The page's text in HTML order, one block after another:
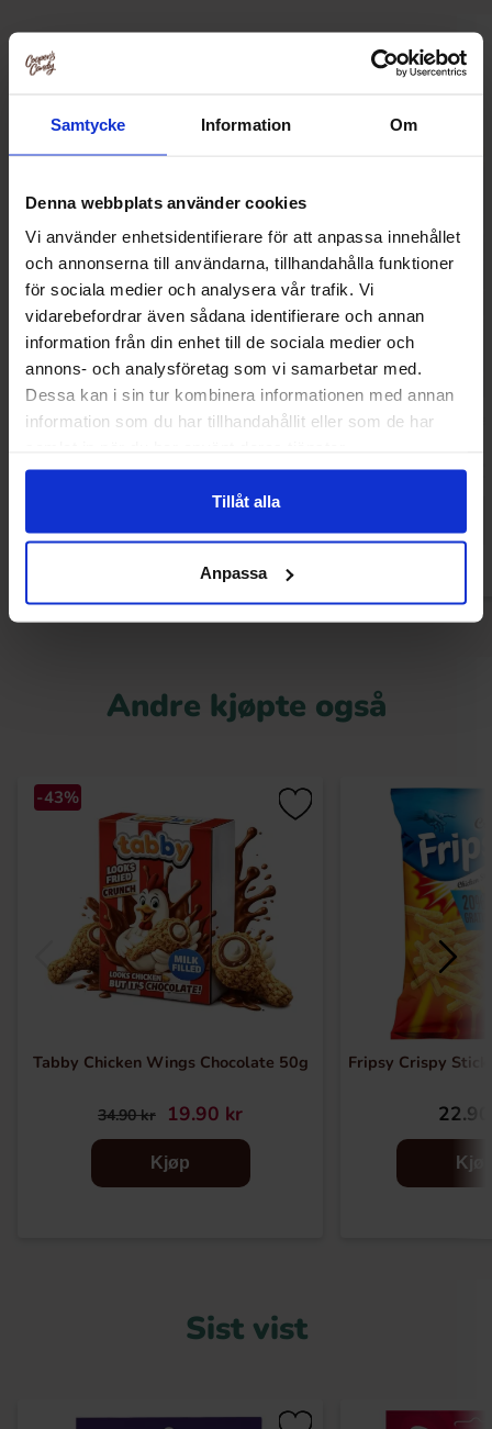
Samtycke Information Om
Denna webbplats använder cookies
Vi använder enhetsidentifierare för att anpassa innehållet
och annonserna till användarna, tillhandahålla funktioner
för sociala medier och analysera vår trafik. Vi
vidarebefordrar även sådana identifierare och annan
information från din enhet till de sociala medier och
annons- och analysföretag som vi samarbetar med.
Dessa kan i sin tur kombinera informationen med annan
information som du har tillhandahållit eller som de har
Tillåt alla
Anpassa
Relaterte produkter
-75%
Stranger Things Toaster Tarts Chocolate
99.90 kr 24.90 kr
Yummy Mochi
Andre kjøpte også
-43%
Tabby Chicken Wings Chocolate 50g
34.90 kr 19.90 kr
Kjøp
Fripsy Crispy
Sist vist